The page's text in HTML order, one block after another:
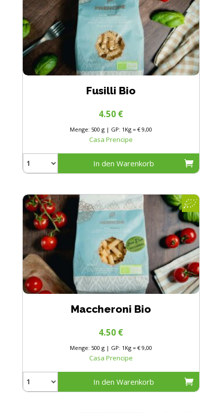
Fusilli Bio
Casa Prencipe
Menge: 500 g | GP: 1Kg = € 9,00
4.50 €
In den Warenkorb
Maccheroni Bio
Casa Prencipe
Menge: 500 g | GP: 1Kg = € 9,00
4.50 €
In den Warenkorb